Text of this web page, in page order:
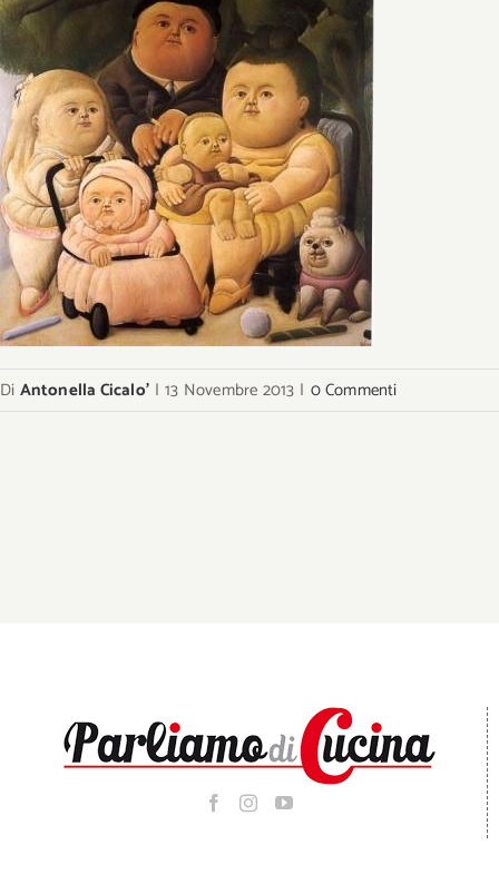
Di Antonella Cicalo' | 13 Novembre 2013 | 0 Commenti